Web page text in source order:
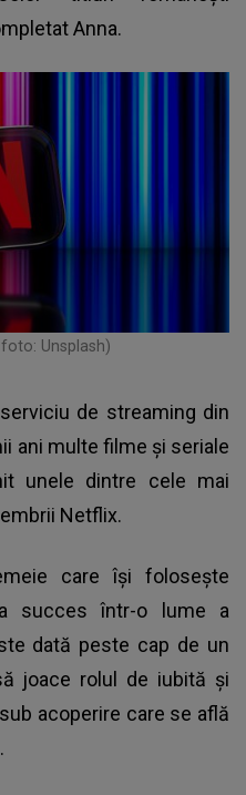
Anna.
Unsplash)
de streaming din
ani multe filme şi seriale
unele dintre cele mai
Netflix.
care îşi foloseşte
succes într-o lume a
dată peste cap de un
joace rolul de iubită şi
acoperire care se află